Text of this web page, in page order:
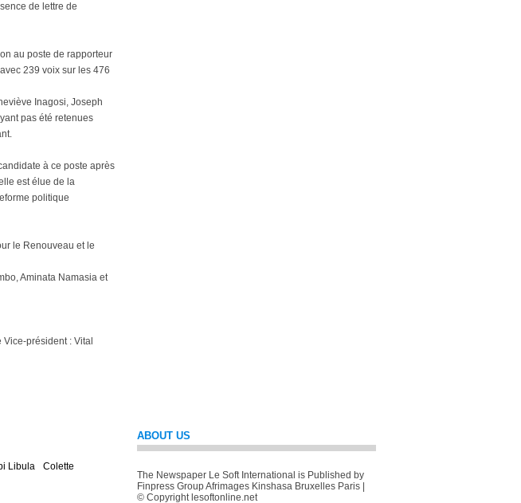
de lettre de
au poste de rapporteur
239 voix sur les 476
Inagosi, Joseph
pas été retenues
à ce poste après
est élue de la
politique
le Renouveau et le
Aminata Namasia et
président : Vital
Libula
Colette
ABOUT US
The Newspaper Le Soft International is Published by
Finpress Group Afrimages Kinshasa Bruxelles Paris |
© Copyright lesoftonline.net